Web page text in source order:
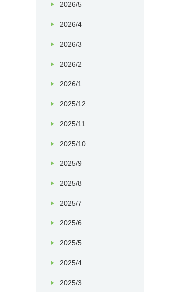
2026/5
2026/4
2026/3
2026/2
2026/1
2025/12
2025/11
2025/10
2025/9
2025/8
2025/7
2025/6
2025/5
2025/4
2025/3